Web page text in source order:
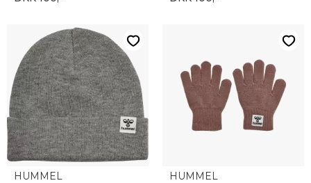
HUMMEL
HUMMEL